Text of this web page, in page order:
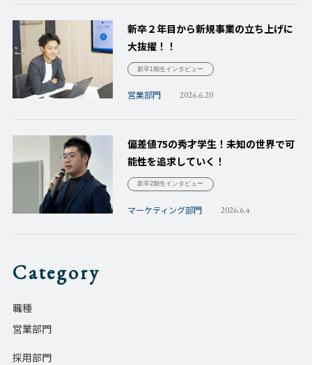
新卒２年目から新規事業の立ち上げに
大抜擢！！
新卒1期生インタビュー
営業部門 2026.6.20
偏差値75の秀才学生！未知の世界で可
能性を追求していく！
新卒2期生インタビュー
マーケティング部門 2026.6.4
Category
職種
営業部門
採用部門